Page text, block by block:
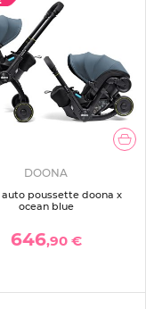
DOONA
auto poussette doona x
ocean blue
646,90 €